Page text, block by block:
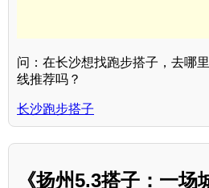
问：在长沙想找跑步搭子，去哪
线推荐吗？
长沙跑步搭子
《扬州5.3搭子：一